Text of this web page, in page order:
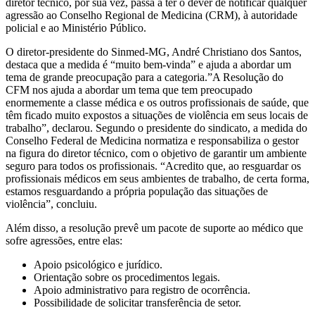
diretor técnico, por sua vez, passa a ter o dever de notificar qualquer
agressão ao Conselho Regional de Medicina (CRM), à autoridade
policial e ao Ministério Público.
O diretor-presidente do Sinmed-MG, André Christiano dos Santos,
destaca que a medida é “muito bem-vinda” e ajuda a abordar um
tema de grande preocupação para a categoria.”A Resolução do
CFM nos ajuda a abordar um tema que tem preocupado
enormemente a classe médica e os outros profissionais de saúde, que
têm ficado muito expostos a situações de violência em seus locais de
trabalho”, declarou. Segundo o presidente do sindicato, a medida do
Conselho Federal de Medicina normatiza e responsabiliza o gestor
na figura do diretor técnico, com o objetivo de garantir um ambiente
seguro para todos os profissionais. “Acredito que, ao resguardar os
profissionais médicos em seus ambientes de trabalho, de certa forma,
estamos resguardando a própria população das situações de
violência”, concluiu.
Além disso, a resolução prevê um pacote de suporte ao médico que
sofre agressões, entre elas:
Apoio psicológico e jurídico.
Orientação sobre os procedimentos legais.
Apoio administrativo para registro de ocorrência.
Possibilidade de solicitar transferência de setor.